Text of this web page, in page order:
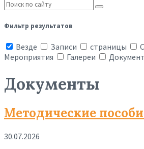
Фильтр результатов
Везде Записи страницы
Мероприятия
Галереи
Документы
Методические
30.07.2026